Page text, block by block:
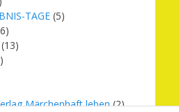
TAGE (5)
(13)
Märchenhaft leben(2)